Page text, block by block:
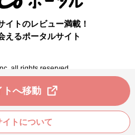
トへ移動
イトについて
イトのレビュー満載！
えるポータルサイト
all rights reserved.